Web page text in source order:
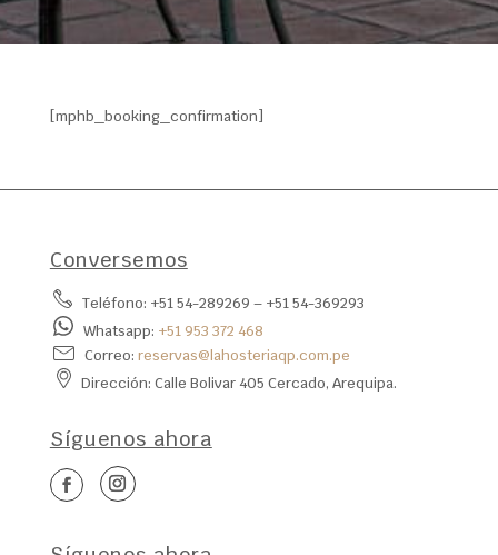
[mphb_booking_confirmation]
Conversemos
Teléfono: +51 54-289269‬ – +51 54-369293‬
Whatsapp: ‪+51 953 372 468
Correo: reservas@lahosteriaqp.com.pe
Dirección: Calle Bolivar 405 Cercado, Arequipa.
Síguenos ahora